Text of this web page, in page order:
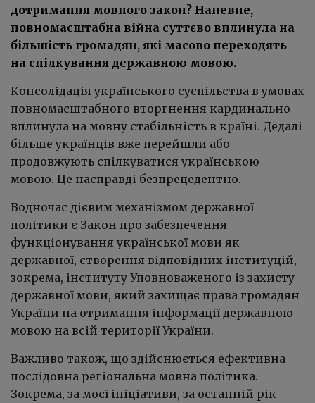
дотримання мовного закон? Напевне,
повномасштабна війна суттєво вплинула на
більшість громадян, які масово переходять
на спілкування державною мовою.
Консолідація українського суспільства в умовах
повномасштабного вторгнення кардинально
вплинула на мовну стабільність в країні. Дедалі
більше українців вже перейшли або
продовжують спілкуватися українською
мовою. Це насправді безпрецедентно.
Водночас дієвим механізмом державної
політики є Закон про забезпечення
функціонування української мови як
державної, створення відповідних інституцій,
зокрема, інституту Уповноваженого із захисту
державної мови, який захищає права громадян
України на отримання інформації державною
мовою на всій території України.
Важливо також, що здійснюється ефективна
послідовна регіональна мовна політика.
Зокрема, за моєї ініціативи, за останній рік